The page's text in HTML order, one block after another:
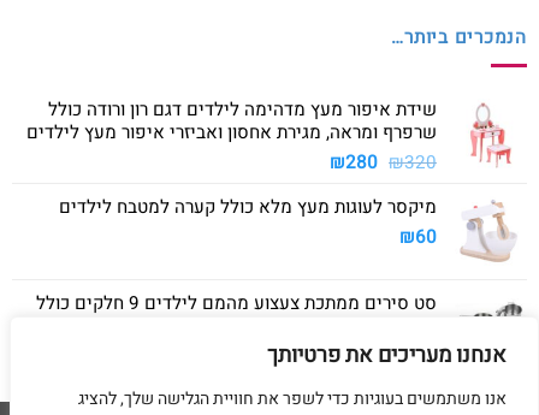
אנחנו מעריכים את פרטיותך
אנו משתמשים בעוגיות כדי לשפר את חוויית הגלישה שלך, להציג
הנמכרים ביותר…
שידת איפור מעץ מדהימה לילדים דגם רון ורודה כולל
שרפרף ומראה, מגירת אחסון ואביזרי איפור מעץ לילדים
₪320
המחיר
היה:
₪280 המחיר
הוא:
מיקסר לעוגות מעץ מלא כולל קערה למטבח לילדים
₪60
סט סירים ממתכת צעצוע מהמם לילדים 9 חלקים כולל
₪40